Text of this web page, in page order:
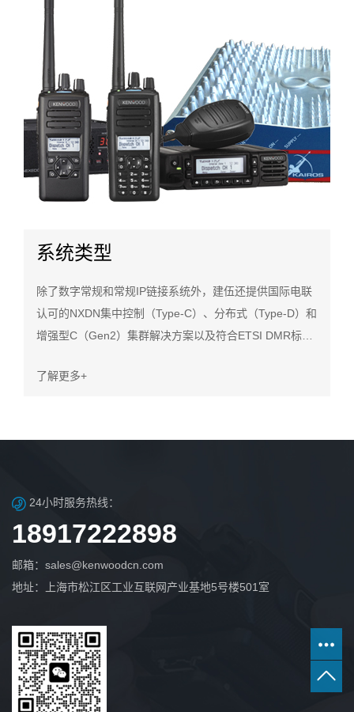
系统类型
除了数字常规和常规IP链接系统外，建伍还提供国际电联
认可的NXDN集中控制（Type-C）、分布式（Type-D）和
增强型C（Gen2）集群解决方案以及符合ETSI DMR标准
用户能够在具有成本效益和面向未来的无线电系统解决方
了解更多+
24小时服务热线：
18917222898
邮箱：sales@kenwoodcn.com
地址：上海市松江区工业互联网产业基地5号楼501室